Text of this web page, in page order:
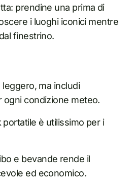
prendine una prima di
i luoghi iconici mentre
finestrino.
leggero, ma includi
ogni condizione meteo.
è utilissimo per i
e bevande rende il
ed economico.